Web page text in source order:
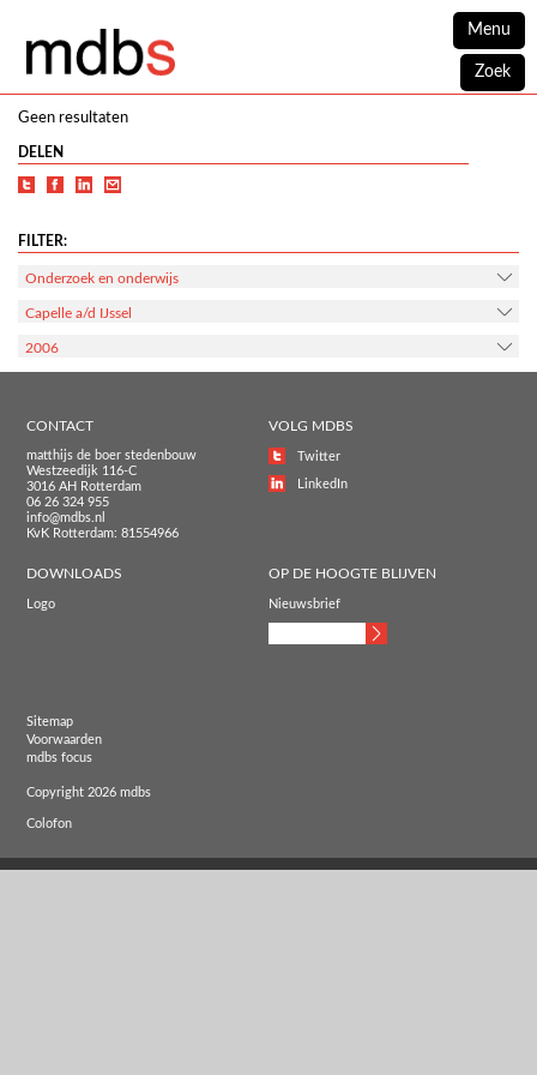
Menu
Zoek
Geen resultaten
DELEN
FILTER:
Onderzoek en onderwijs
Capelle a/d IJssel
2006
CONTACT
matthijs de boer stedenbouw
Westzeedijk 116-C
3016 AH Rotterdam
06 26 324 955
info@mdbs.nl
KvK Rotterdam: 81554966
VOLG MDBS
Twitter
LinkedIn
DOWNLOADS
Logo
OP DE HOOGTE BLIJVEN
Nieuwsbrief
Sitemap
Voorwaarden
mdbs focus
Copyright 2026 mdbs
Colofon